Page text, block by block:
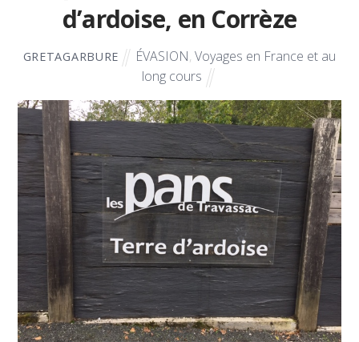
d’ardoise, en Corrèze
GRETAGARBURE ÉVASION,Voyages en France et au
long cours